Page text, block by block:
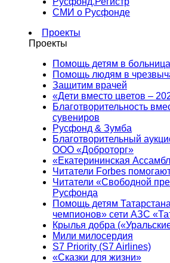
СМИ о Русфонде
Проекты
Проекты
Помощь детям в
Помощь людям в
Защитим врачей
«Дети вместо цветов –
Благотворительность
сувениров
Русфонд & Зумба
Благотворительный
ООО «Доброторг»
«Екатерининская
Читатели Forbes
Читатели «Свободной
Русфонда
Помощь детям
чемпионов» сети АЗС
Крылья добра
Мили милосердия
S7 Priority (S7 Airlines)
«Сказки для жизни»